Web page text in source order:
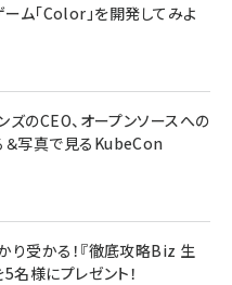
ーム「Color」を開発してみよ
ズのCEO、オープンソースへの
＆写真で見るKubeCon
り受かる！『徹底攻略Biz 生
名様にプレゼント！